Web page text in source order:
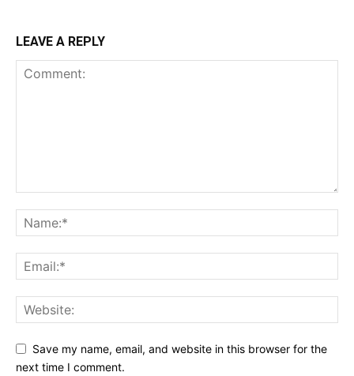
LEAVE A REPLY
Save my name, email, and website in this browser for the
next time I comment.